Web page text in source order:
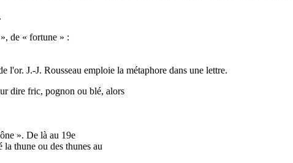
de « fortune » :
l'or. J.-J. Rousseau emploie la métaphore dans une lettre.
dire fric, pognon ou blé, alors
». De là au 19e
thune ou des thunes au